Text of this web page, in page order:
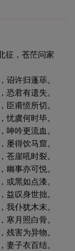
征，苍茫问家
许归蓬荜。
君有遗失。
甫愤所切。
虞何时毕。
吟更流血。
得饮马窟。
崖吼时裂。
事亦可悦。
黑如点漆。
叹身世拙。
仆犹木末。
月照白骨。
害为异物。
子衣百结。